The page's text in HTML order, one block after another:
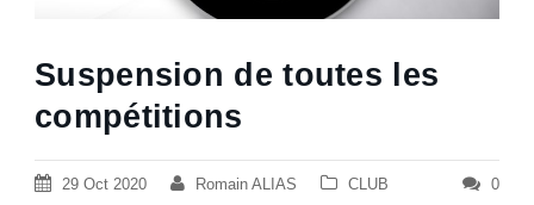
Suspension de toutes les
compétitions
29 Oct 2020 Romain ALIAS CLUB 0